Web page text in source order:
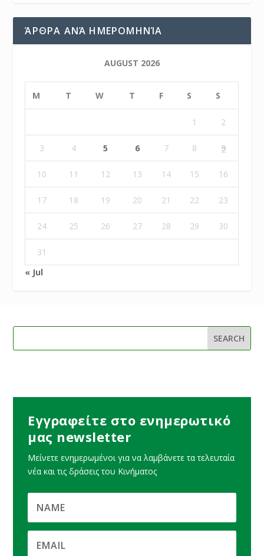
ΆΡΘΡΑ ΑΝΆ ΗΜΕΡΟΜΗΝΊΑ
AUGUST 2026
M T W T F S S
1 2
3 4 5 6 7 8 9
10 11 12 13 14 15 16
17 18 19 20 21 22 23
24 25 26 27 28 29 30
31
« Jul
Εγγραφείτε στο ενημερωτικό
μας newsletter
Μείνετε ενημερωμένοι για να λαμβάνετε τα τελευταία
νέα και τις δράσεις του Κινήματος